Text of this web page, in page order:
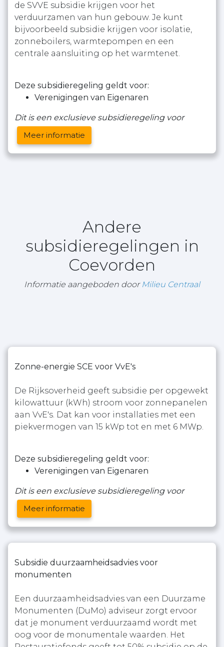
de SVVE subsidie krijgen voor het
verduurzamen van hun gebouw. Je kunt
bijvoorbeeld subsidie krijgen voor isolatie,
zonneboilers, warmtepompen en een
centrale aansluiting op het warmtenet.
Deze subsidieregeling geldt voor:
Verenigingen van Eigenaren
Dit is een exclusieve subsidieregeling voor
Meer informatie
Andere
subsidieregelingen in
Coevorden
Informatie aangeboden door Milieu Centraal
Zonne-energie SCE voor VvE's
De Rijksoverheid geeft subsidie per opgewekt
kilowattuur (kWh) stroom voor zonnepanelen
aan VvE's. Dat kan voor installaties met een
piekvermogen van 15 kWp tot en met 6 MWp.
Deze subsidieregeling geldt voor:
Verenigingen van Eigenaren
Dit is een exclusieve subsidieregeling voor
Meer informatie
Subsidie duurzaamheidsadvies voor
monumenten
Een duurzaamheidsadvies van een Duurzame
Monumenten (DuMo) adviseur zorgt ervoor
dat je monument verduurzaamd wordt met
oog voor de monumentale waarden. Het